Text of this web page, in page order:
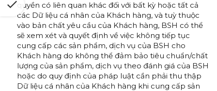
quyền có liên quan khác đối với bất kỳ hoặc tất cả
các Dữ liệu cá nhân của Khách hàng, và tuỳ thuộc
vào bản chất yêu cầu của Khách hàng, BSH có thể
sẽ xem xét và quyết định về việc không tiếp tục
cung cấp các sản phẩm, dịch vụ của BSH cho
Khách hàng do không thể đảm bảo tiêu chuẩn/chất
lượng của sản phẩm, dịch vụ theo đánh giá của BSH
hoặc do quy định của pháp luật cần phải thu thập
Dữ liệu cá nhân của Khách hàng khi cung cấp sản